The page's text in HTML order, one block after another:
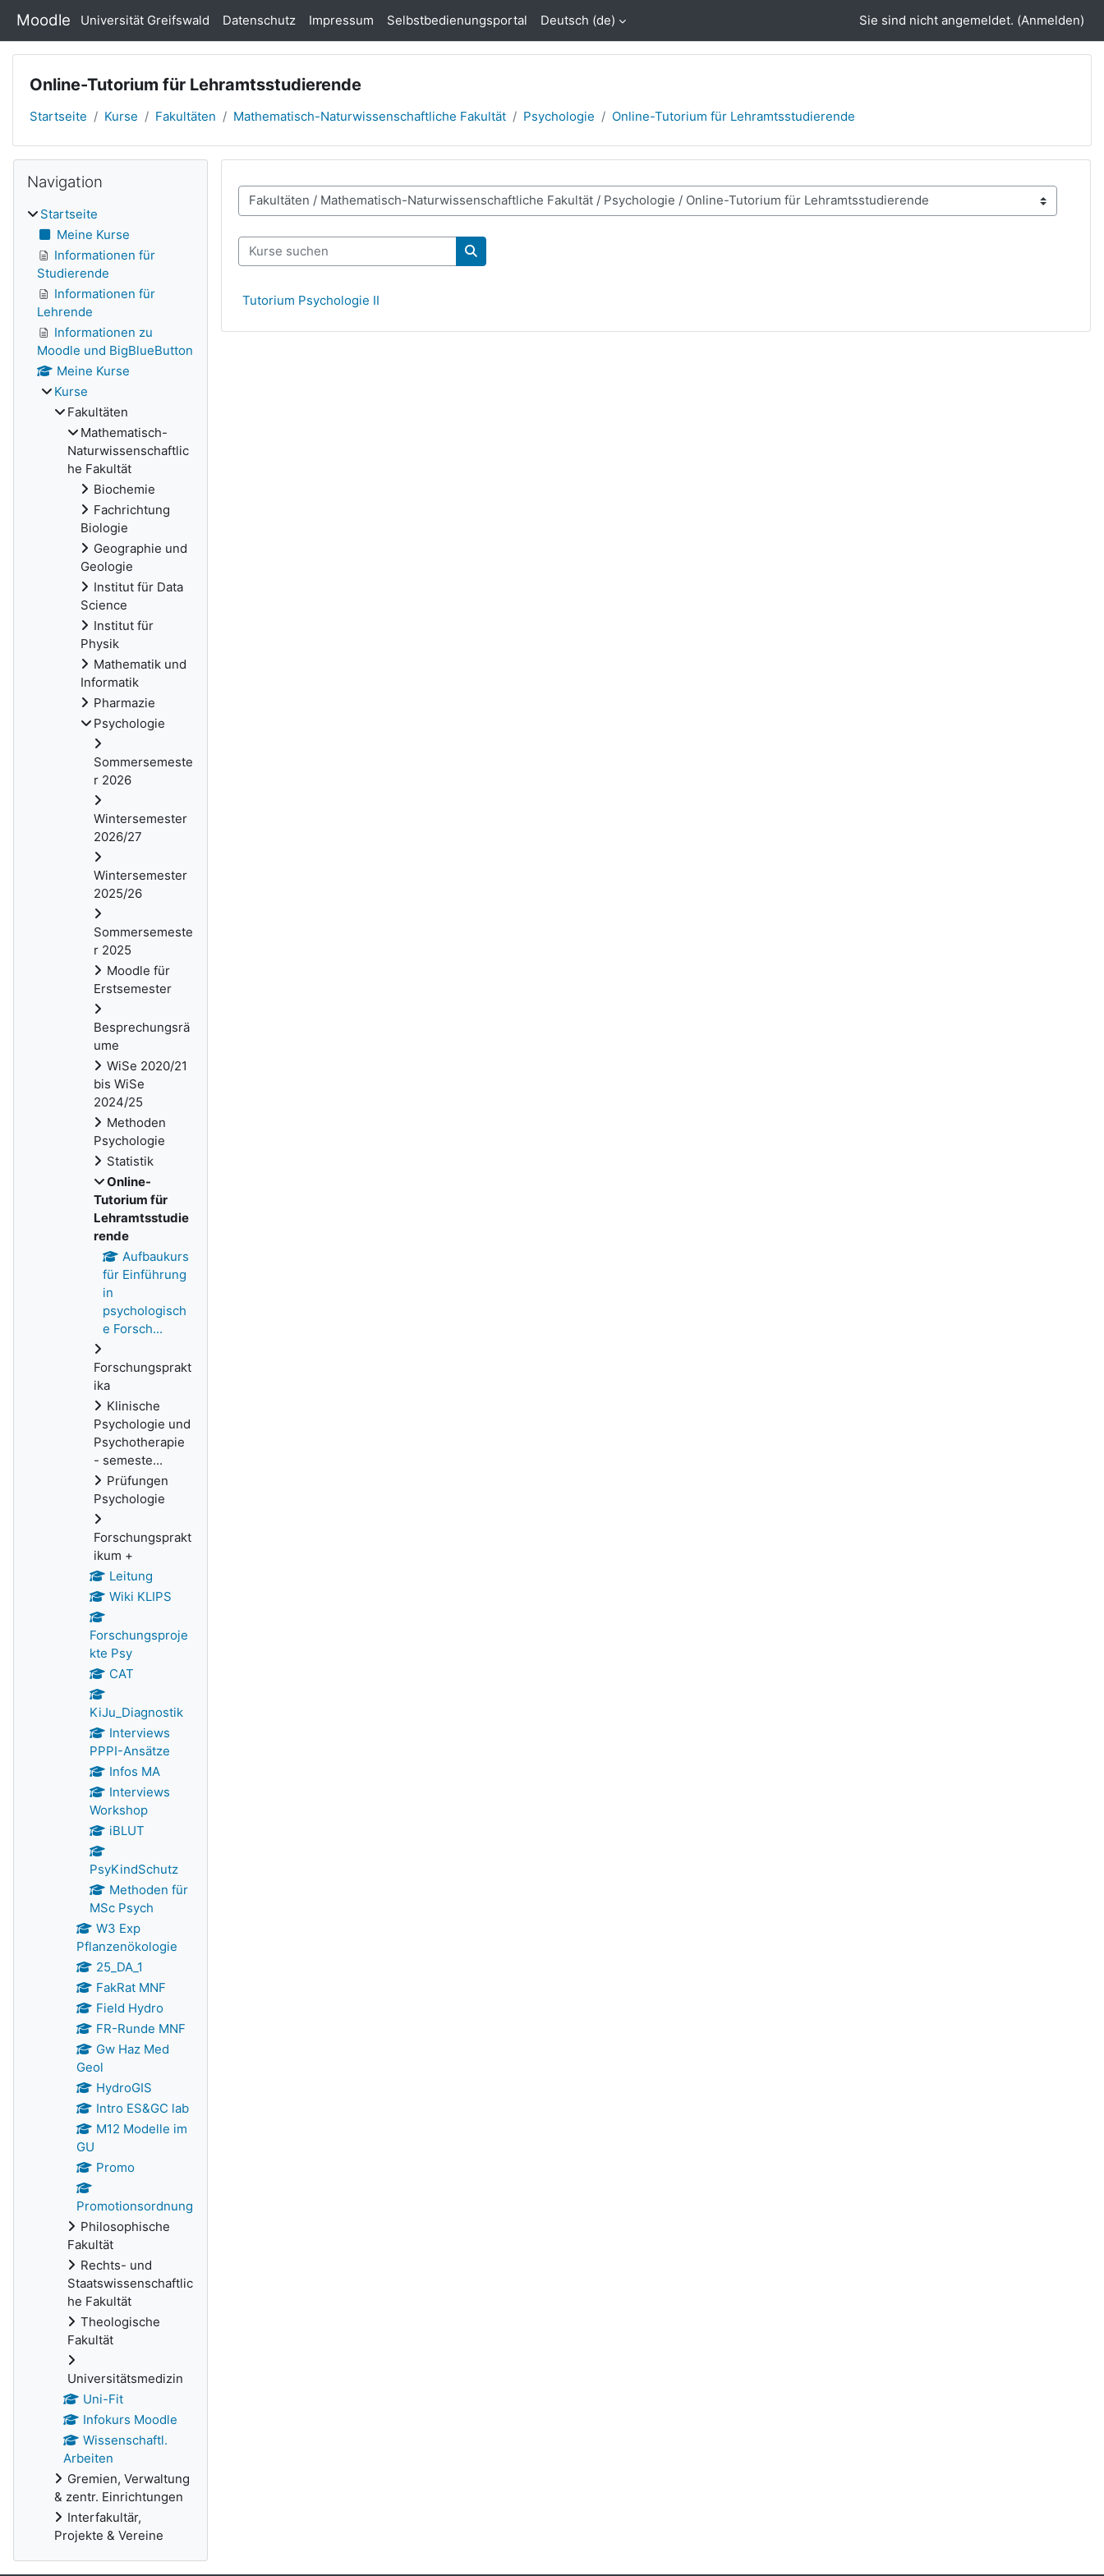
Moodle Universität Greifswald Datenschutz Impressum Selbstbedienungsportal Deutsch ‎(de)‎ Sie sind nicht angemeldet. (Anmelden)
Online-Tutorium für Lehramtsstudierende
Startseite Kurse Fakultäten Mathematisch-Naturwissenschaftliche Fakultät Psychologie Online-Tutorium für Lehramtsstudierende
Kursbereiche
Kurse suchen
Kurse suchen
Tutorium Psychologie II
Blöcke
Navigation
Startseite
Meine Kurse
Informationen für
Studierende
Informationen für
Lehrende
Informationen zu
Moodle und BigBlueButton
Meine Kurse
Kurse
Fakultäten
Mathematisch-
Naturwissenschaftlic
he Fakultät
Biochemie
Fachrichtung
Biologie
Geographie und
Geologie
Institut für Data
Science
Institut für
Physik
Mathematik und
Informatik
Pharmazie
Psychologie
Sommersemeste
r 2026
Wintersemester
2026/27
Wintersemester
2025/26
Sommersemeste
r 2025
Moodle für
Erstsemester
Besprechungsrä
ume
WiSe 2020/21
bis WiSe
2024/25
Methoden
Psychologie
Statistik
Online-
Tutorium für
Lehramtsstudie
rende
Aufbaukurs
für Einführung
in
psychologisch
e Forsch...
Forschungsprakt
ika
Klinische
Psychologie und
Psychotherapie
- semeste...
Prüfungen
Psychologie
Forschungsprakt
ikum +
Leitung
Wiki KLIPS
Forschungsproje
kte Psy
CAT
KiJu_Diagnostik
Interviews
PPPI-Ansätze
Infos MA
Interviews
Workshop
iBLUT
PsyKindSchutz
Methoden für
MSc Psych
W3 Exp
Pflanzenökologie
25_DA_1
FakRat MNF
Field Hydro
FR-Runde MNF
Gw Haz Med
Geol
HydroGIS
Intro ES&GC lab
M12 Modelle im
GU
Promo
Promotionsordnung
Philosophische
Fakultät
Rechts- und
Staatswissenschaftlic
he Fakultät
Theologische
Fakultät
Universitätsmedizin
Uni-Fit
Infokurs Moodle
Wissenschaftl.
Arbeiten
Gremien, Verwaltung
& zentr. Einrichtungen
Interfakultär,
Projekte & Vereine